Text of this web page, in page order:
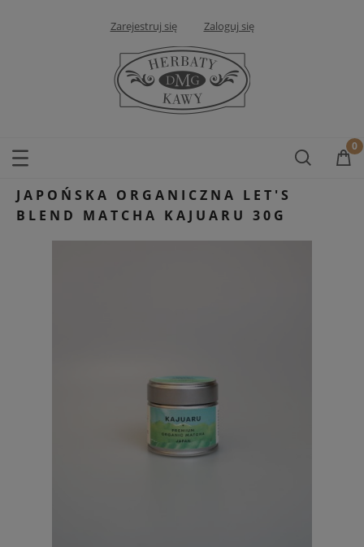
Zarejestruj się Zaloguj się
JAPOŃSKA ORGANICZNA LET'S
BLEND MATCHA KAJUARU 30G